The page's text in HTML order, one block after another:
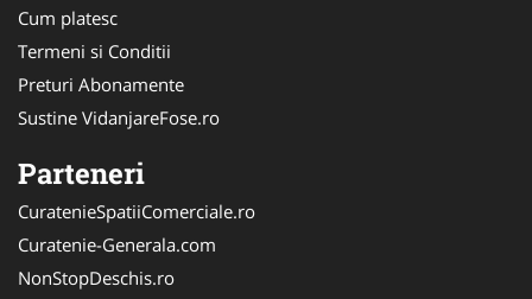
Cum platesc
Termeni si Conditii
Preturi Abonamente
Sustine VidanjareFose.ro
Parteneri
CuratenieSpatiiComerciale.ro
Curatenie-Generala.com
NonStopDeschis.ro